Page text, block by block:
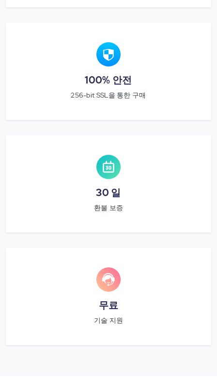
100% 안전
256-bit SSL을 통한 구매
30 일
환불 보증
무료
기술 지원